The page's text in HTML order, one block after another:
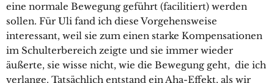
eine normale Bewegung geführt (facilitiert) werden
sollen. Für Uli fand ich diese Vorgehensweise
interessant, weil sie zum einen starke Kompensationen
im Schulterbereich zeigte und sie immer wieder
äußerte, sie wisse nicht, wie die Bewegung geht, die ich
verlange. Tatsächlich entstand ein Aha-Effekt, als wir